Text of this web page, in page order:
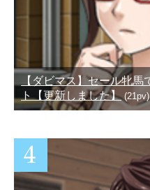
【ダビマス】セール牝
ト【更新しました】(21pv)